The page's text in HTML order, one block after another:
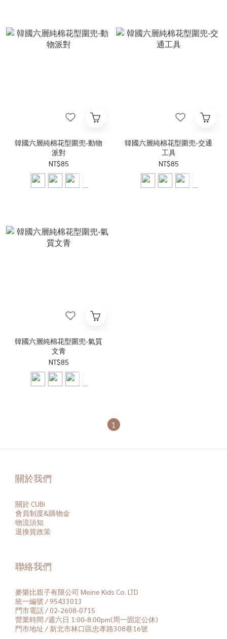
韓國六層純棉花型圍兜-動物
派對
NT$85
韓國六層純棉花型圍兜-交通
工具
NT$85
韓國六層純棉花型圍兜-氣質
文青
NT$85
1
關於我們
關於 CUBi
會員制度&購物金
物流須知
退換貨政策
聯絡我們
麥樂比親子有限公司 Meine Kids Co. LTD
統一編號 / 95433013
門市電話 / 02-2608-0715
營業時間 /週六日 1:00-8:00pm(周一固定公休)
門市地址 / 新北市林口區忠孝路308巷16號